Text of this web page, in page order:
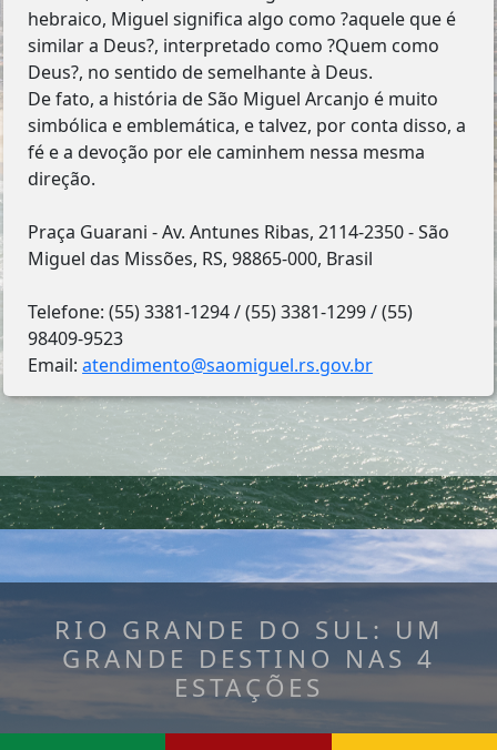
hebraico, Miguel significa algo como ?aquele que é
similar a Deus?, interpretado como ?Quem como
Deus?, no sentido de semelhante à Deus.
De fato, a história de São Miguel Arcanjo é muito
simbólica e emblemática, e talvez, por conta disso, a
fé e a devoção por ele caminhem nessa mesma
direção.
Praça Guarani - Av. Antunes Ribas, 2114-2350 - São
Miguel das Missões, RS, 98865-000, Brasil
Telefone: (55) 3381-1294 / (55) 3381-1299 / (55)
98409-9523
Email:atendimento@saomiguel.rs.gov.br
RIO GRANDE DO SUL: UM
GRANDE DESTINO NAS 4
ESTAÇÕES